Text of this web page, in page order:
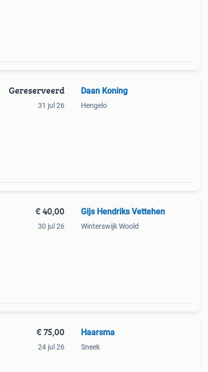
Gereserveerd
31 jul 26
Daan Koning
Hengelo
€ 40,00
30 jul 26
Gijs Hendriks Vettehen
Winterswijk Woold
€ 75,00
24 jul 26
Haarsma
Sneek